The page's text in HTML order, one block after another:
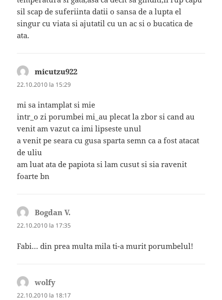
sil scap de suferiinta datii o sansa de a lupta el
singur cu viata si ajutatil cu un ac si o bucatica de
ata.
micutzu922
22.10.2010 la 15:29
mi sa intamplat si mie
intr_o zi porumbei mi_au plecat la zbor si cand au
venit am vazut ca imi lipseste unul
a venit pe seara cu gusa sparta semn ca a fost atacat
de uliu
am luat ata de papiota si lam cusut si sia ravenit
foarte bn
Bogdan V.
22.10.2010 la 17:35
Fabi… din prea multa mila ti-a murit porumbelul!
wolfy
22.10.2010 la 18:17